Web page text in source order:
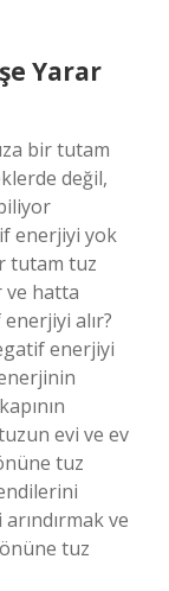
Yarar
bir tutam
değil,
enerjiyi yok
tutam tuz
ve hatta
alır?
enerjiyi
evi ve ev
tuz
ve
tuz